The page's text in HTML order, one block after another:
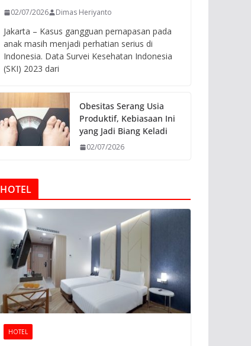
02/07/2026 Dimas Heriyanto
Jakarta – Kasus gangguan pernapasan pada
anak masih menjadi perhatian serius di
Indonesia. Data Survei Kesehatan Indonesia
(SKI) 2023 dari
Obesitas Serang Usia
Produktif, Kebiasaan Ini
yang Jadi Biang Keladi
02/07/2026
HOTEL
HOTEL